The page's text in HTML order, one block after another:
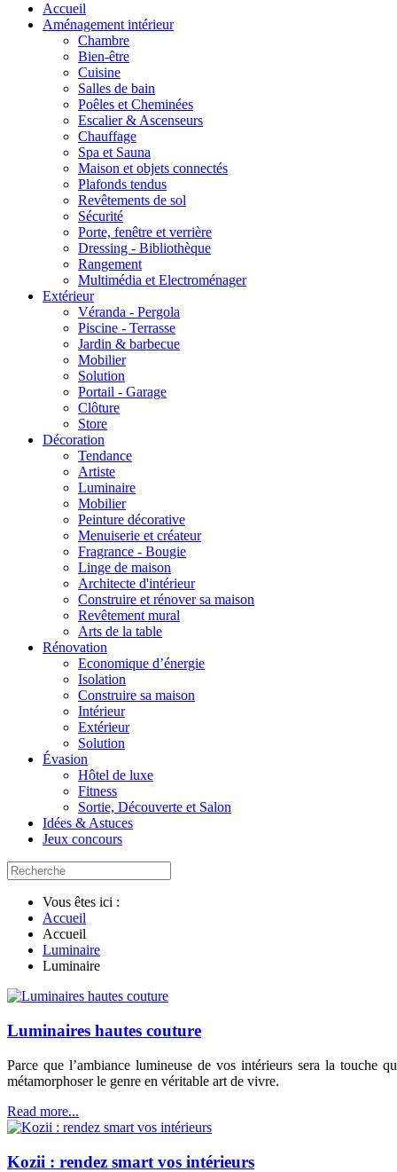
Accueil
Aménagement intérieur
Chambre
Bien-être
Cuisine
Salles de bain
Poêles et Cheminées
Escalier & Ascenseurs
Chauffage
Spa et Sauna
Maison et objets connectés
Plafonds tendus
Revêtements de sol
Sécurité
Porte, fenêtre et verrière
Dressing - Bibliothèque
Rangement
Multimédia et Electroménager
Extérieur
Véranda - Pergola
Piscine - Terrasse
Jardin & barbecue
Mobilier
Solution
Portail - Garage
Clôture
Store
Décoration
Tendance
Artiste
Luminaire
Mobilier
Peinture décorative
Menuiserie et créateur
Fragrance - Bougie
Linge de maison
Architecte d'intérieur
Construire et rénover sa maison
Revêtement mural
Arts de la table
Rénovation
Economique d’énergie
Isolation
Construire sa maison
Intérieur
Extérieur
Solution
Évasion
Hôtel de luxe
Fitness
Sortie, Découverte et Salon
Idées & Astuces
Jeux concours
Vous êtes ici :
Accueil
Accueil
Luminaire
Luminaire
Luminaires hautes couture
Parce que l’ambiance lumineuse de vos intérieurs sera la
métamorphoser le genre en véritable art de vivre.
Read more...
Kozii : rendez smart vos intérieurs